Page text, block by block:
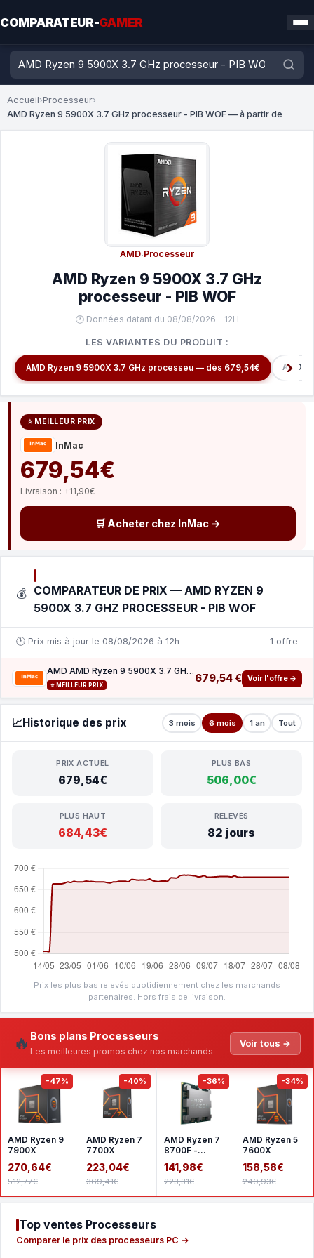
COMPARATEUR-GAMER
Accueil›Processeur›
AMD Ryzen 9 5900X 3.7 GHz processeur - PIB WOF — à partir de
AMD·Processeur
AMD Ryzen 9 5900X 3.7 GHz
processeur - PIB WOF
🕐 Données datant du 08/08/2026 – 12H
LES VARIANTES DU PRODUIT :
AMD Ryzen 9 5900X 3.7 GHz processeu — dès 679,54€ AMD
⭐ MEILLEUR PRIX
InMac
679,54€
Livraison : +11,90€
🛒 Acheter chez InMac →
💰 COMPARATEUR DE PRIX — AMD RYZEN 9
5900X 3.7 GHZ PROCESSEUR - PIB WOF
🕐 Prix mis à jour le 08/08/2026 à 12h 1 offre
AMD AMD Ryzen 9 5900X 3.7 GHz processeur - PIB WOF
⭐ MEILLEUR PRIX
679,54 € Voir l'offre →
📈Historique des prix 3 mois 6 mois 1 an Tout
PRIX ACTUEL
679,54€
PLUS BAS
506,00€
PLUS HAUT
684,43€
RELEVÉS
82 jours
Prix les plus bas relevés quotidiennement chez les marchands
partenaires. Hors frais de livraison.
🔥 Bons plans Processeurs
Les meilleures promos chez nos marchands
Voir tous →
-47%
AMD Ryzen 9
7900X
270,64€
512,77€
-40%
AMD Ryzen 7
7700X
223,04€
369,41€
-36%
AMD Ryzen 7
8700F -
Version tray
141,98€
223,31€
-34%
AMD Ryzen 5
7600X
158,58€
240,93€
Top ventes Processeurs
Comparer le prix des processeurs PC →